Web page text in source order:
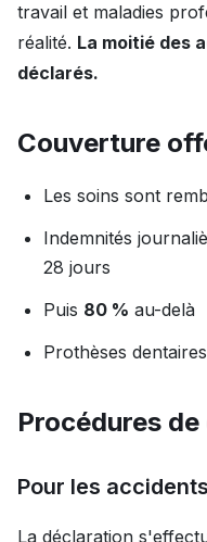
travail et maladies
réalité. La moitié des
déclarés.
Couverture
Les soins sont
Indemnités
28 jours
Puis 80 % au-delà
Prothèses
Procédures
Pour les
La déclaration